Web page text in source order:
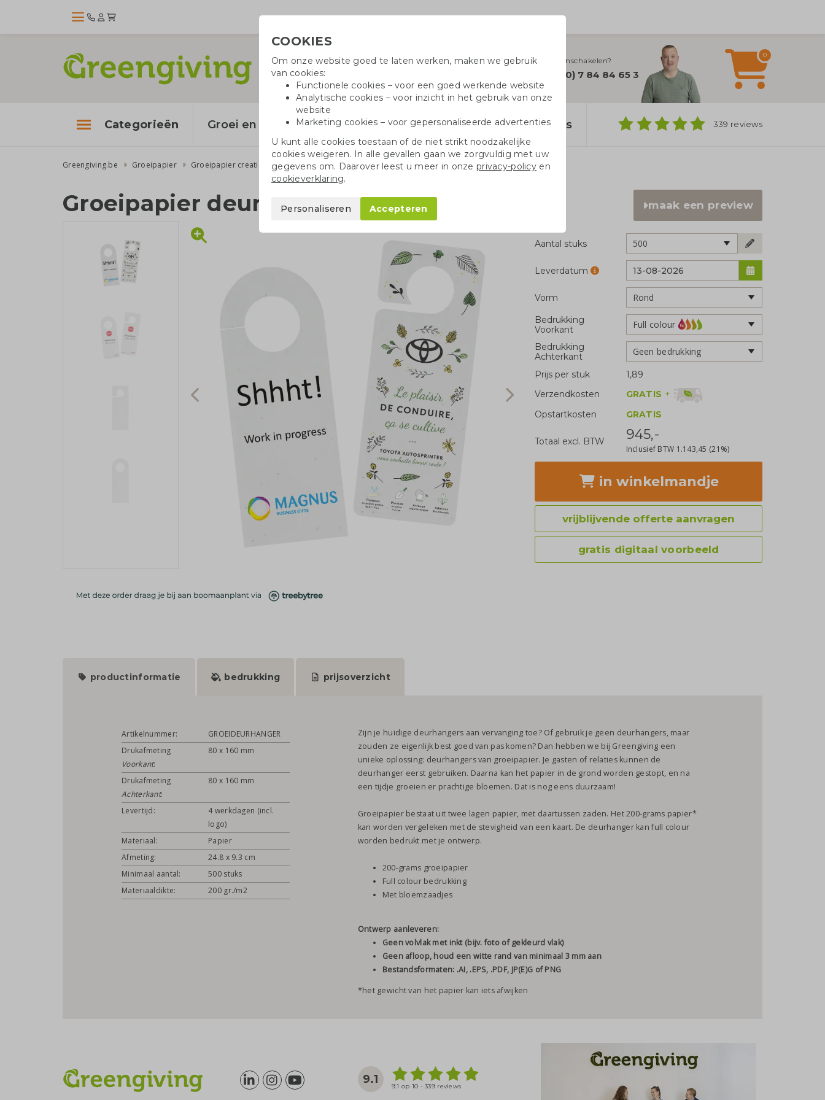
Hulplijn inschakelen?
+32 (0) 7 84 84 65 3
0
Categorieën Groei en bloei Drinkflessen Balpennen Tote bags 339 reviews
Greengiving.be Groeipapier Groeipapier creatieve vormen Groeipapier deurhanger
Groeipapier deurhanger maak een preview
Aantal stuks 500
Leverdatum
Vorm
Bedrukking
Voorkant
Full colour
Bedrukking
Achterkant
Geen bedrukking
Prijs per stuk
1,89
Verzendkosten
GRATIS +
Opstartkosten
GRATIS
Totaal excl. BTW 945,-
Inclusief BTW 1.143,45 (21%)
in winkelmandje
vrijblijvende offerte aanvragen
gratis digitaal voorbeeld
productinformatie bedrukking prijsoverzicht
Artikelnummer:
GROEIDEURHANGER
Drukafmeting
Voorkant:
80 x 160 mm
Drukafmeting
Achterkant:
80 x 160 mm
Levertijd:
4 werkdagen (incl.
logo)
Materiaal:
Papier
Afmeting:
24.8 x 9.3 cm
Minimaal aantal:
500 stuks
Materiaaldikte:
200 gr./m2
Zijn je huidige deurhangers aan vervanging toe? Of gebruik je geen deurhangers, maar
zouden ze eigenlijk best goed van pas komen? Dan hebben we bij Greengiving een
unieke oplossing: deurhangers van groeipapier. Je gasten of relaties kunnen de
deurhanger eerst gebruiken. Daarna kan het papier in de grond worden gestopt, en na
een tijdje groeien er prachtige bloemen. Dat is nog eens duurzaam!
Groeipapier bestaat uit twee lagen papier, met daartussen zaden. Het 200-grams papier*
kan worden vergeleken met de stevigheid van een kaart. De deurhanger kan full colour
worden bedrukt met je ontwerp.
200-grams groeipapier
Full colour bedrukking
Met bloemzaadjes
Ontwerp aanleveren:
Geen volvlak met inkt (bijv. foto of gekleurd vlak)
Geen afloop, houd een witte rand van minimaal 3 mm aan
Bestandsformaten: .AI, .EPS, .PDF, JP(E)G of PNG
*het gewicht van het papier kan iets afwijken
9.1
9.1 op 10 - 339 reviews
COOKIES
Om onze website goed te laten werken, maken we gebruik
van cookies:
Functionele cookies – voor een goed werkende website
Analytische cookies – voor inzicht in het gebruik van onze
website
Marketing cookies – voor gepersonaliseerde advertenties
U kunt alle cookies toestaan of de niet strikt noodzakelijke
cookies weigeren. In alle gevallen gaan we zorgvuldig met uw
gegevens om. Daarover leest u meer in onzeprivacy-policyen
cookieverklaring.
Personaliseren Accepteren